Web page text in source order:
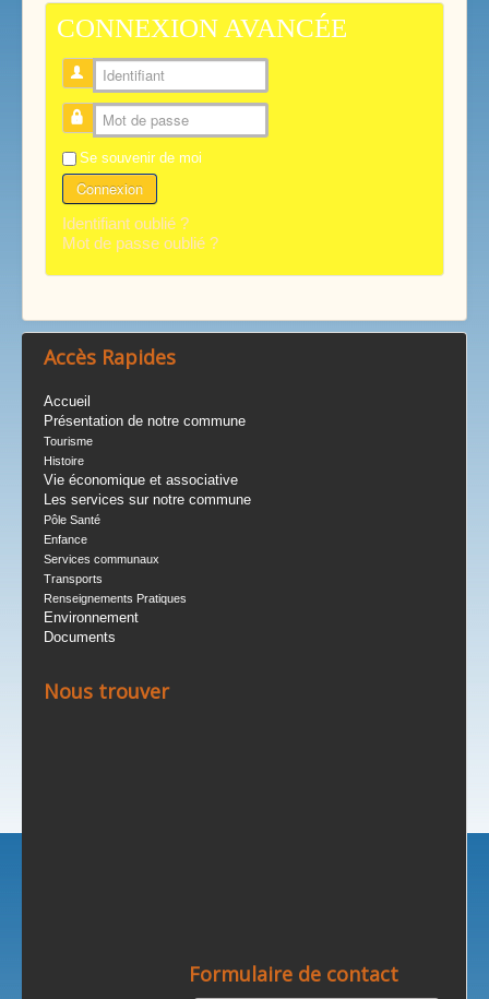
CONNEXION AVANCÉE
Identifiant
Mot de passe
Se souvenir de moi
Connexion
Identifiant oublié ?
Mot de passe oublié ?
Accès Rapides
Accueil
Présentation de notre commune
Tourisme
Histoire
Vie économique et associative
Les services sur notre commune
Pôle Santé
Enfance
Services communaux
Transports
Renseignements Pratiques
Environnement
Documents
Nous trouver
Formulaire de contact